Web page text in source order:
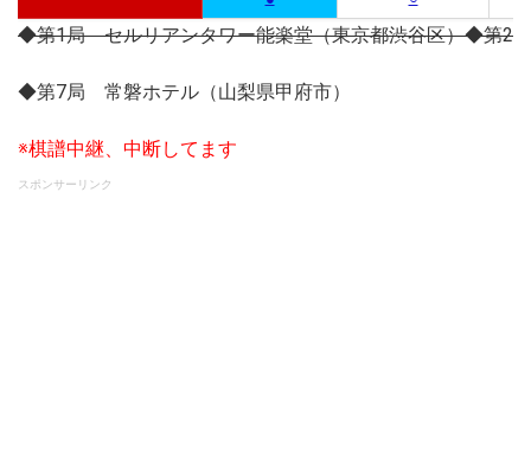
◆第1局 セルリアンタワー能楽堂（東京都渋谷区）◆第2
◆第7局 常磐ホテル（山梨県甲府市）
※棋譜中継、中断してます
スポンサーリンク